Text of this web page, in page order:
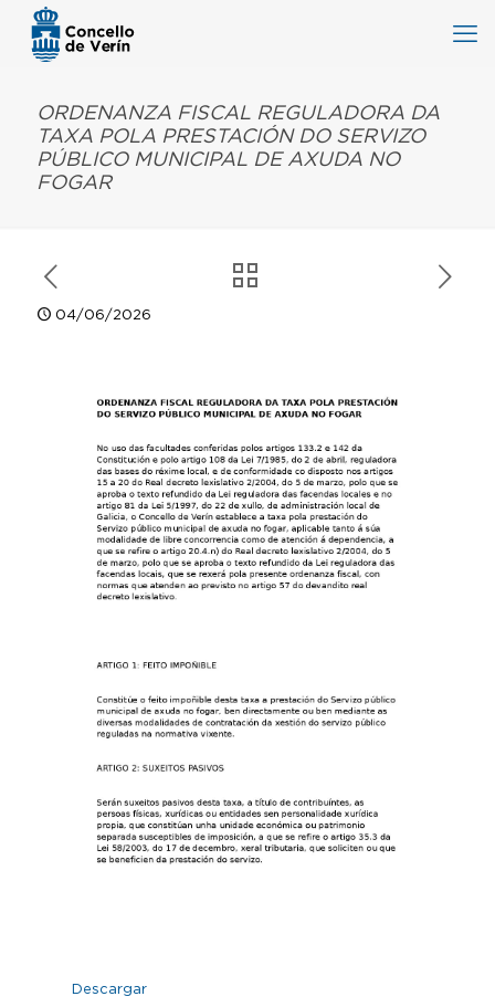
ORDENANZA FISCAL REGULADORA DA
TAXA POLA PRESTACIÓN DO SERVIZO
PÚBLICO MUNICIPAL DE AXUDA NO
FOGAR
04/06/2026
Descargar